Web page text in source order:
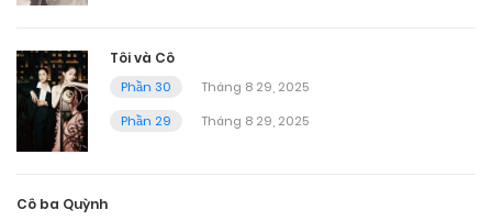
Tôi và Cô
Phần 30
Tháng 8 29, 2025
Phần 29
Tháng 8 29, 2025
Cô ba Quỳnh